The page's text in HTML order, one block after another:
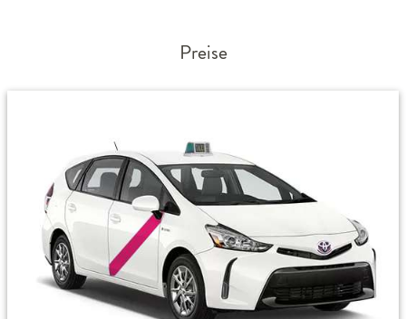
Preise